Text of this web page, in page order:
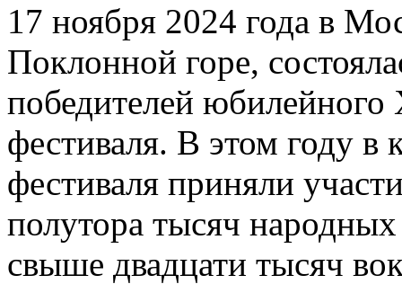
17 ноября 2024 года в
Поклонной горе,
победителей юбилейного
фестиваля. В этом году в
фестиваля приняли
полутора тысяч
свыше двадцати тысяч